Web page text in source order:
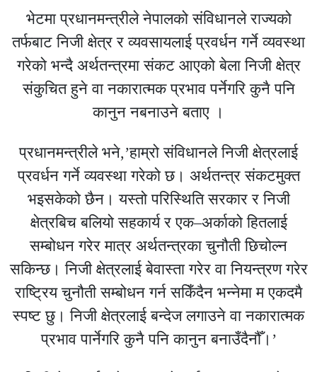
भेटमा प्रधानमन्त्रीले नेपालको संविधानले राज्यको
तर्फबाट निजी क्षेत्र र व्यवसायलाई प्रवर्धन गर्ने व्यवस्था
गरेको भन्दै अर्थतन्त्रमा संकट आएको बेला निजी क्षेत्र
संकुचित हुने वा नकारात्मक प्रभाव पर्नेगरि कुनै पनि
कानुन नबनाउने बताए ।
प्रधानमन्त्रीले भने,’हाम्रो संविधानले निजी क्षेत्रलाई
प्रवर्धन गर्ने व्यवस्था गरेको छ। अर्थतन्त्र संकटमुक्त
भइसकेको छैन। यस्तो परिस्थिति सरकार र निजी
क्षेत्रबिच बलियो सहकार्य र एक–अर्काको हितलाई
सम्बोधन गरेर मात्र अर्थतन्त्रका चुनौती छिचोल्न
सकिन्छ। निजी क्षेत्रलाई बेवास्ता गरेर वा नियन्त्रण गरेर
राष्ट्रिय चुनौती सम्बोधन गर्न सकिँदैन भन्नेमा म एकदमै
स्पष्ट छु। निजी क्षेत्रलाई बन्देज लगाउने वा नकारात्मक
प्रभाव पार्नेगरि कुनै पनि कानुन बनाउँदैनौँ।’